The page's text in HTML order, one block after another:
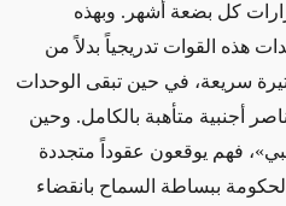
كل بضعة أشهر. وبهذه
هذه القوات تدريجياً بدلاً من
سريعة، في حين تبقى الوحدات
أجنبية متأهبة بالكامل. وحين
فهم يوقعون عقوداً متجددة
ببساطة السماح بانقضاء